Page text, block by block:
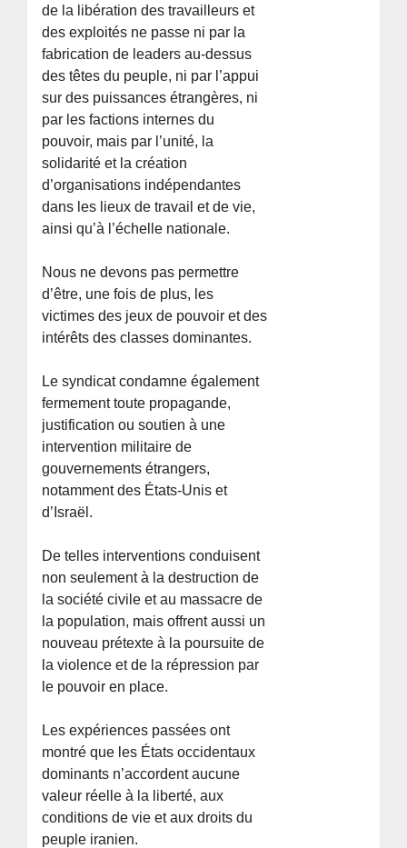
de la libération des travailleurs et
des exploités ne passe ni par la
fabrication de leaders au-dessus
des têtes du peuple, ni par l’appui
sur des puissances étrangères, ni
par les factions internes du
pouvoir, mais par l’unité, la
solidarité et la création
d’organisations indépendantes
dans les lieux de travail et de vie,
ainsi qu’à l’échelle nationale.
Nous ne devons pas permettre
d’être, une fois de plus, les
victimes des jeux de pouvoir et des
intérêts des classes dominantes.
Le syndicat condamne également
fermement toute propagande,
justification ou soutien à une
intervention militaire de
gouvernements étrangers,
notamment des États-Unis et
d’Israël.
De telles interventions conduisent
non seulement à la destruction de
la société civile et au massacre de
la population, mais offrent aussi un
nouveau prétexte à la poursuite de
la violence et de la répression par
le pouvoir en place.
Les expériences passées ont
montré que les États occidentaux
dominants n’accordent aucune
valeur réelle à la liberté, aux
conditions de vie et aux droits du
peuple iranien.